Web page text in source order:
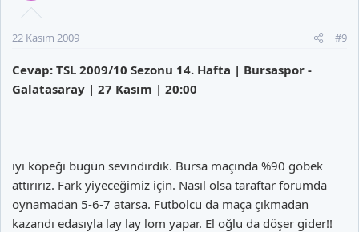
22 Kasım 2009 #9
Cevap: TSL 2009/10 Sezonu 14. Hafta | Bursaspor -
Galatasaray | 27 Kasım | 20:00
iyi köpeği bugün sevindirdik. Bursa maçında %90 göbek
attırırız. Fark yiyeceğimiz için. Nasıl olsa taraftar forumda
oynamadan 5-6-7 atarsa. Futbolcu da maça çıkmadan
kazandı edasıyla lay lay lom yapar. El oğlu da döşer gider!!